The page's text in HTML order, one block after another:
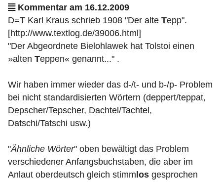
Kommentar am 16.12.2009
D=T Karl Kraus schrieb 1908 "Der alte Tepp".
[http://www.textlog.de/39006.html]
"Der Abgeordnete Bielohlawek hat Tolstoi einen
»alten Teppen« genannt..." .
Wir haben immer wieder das d-/t- und b-/p- Problem
bei nicht standardisierten Wörtern (deppert/teppat,
Depscher/Tepscher, Dachtel/Tachtel,
Datschi/Tatschi usw.)
"Ähnliche Wörter" oben bewältigt das Problem
verschiedener Anfangsbuchstaben, die aber im
Anlaut oberdeutsch gleich stimm los gesprochen